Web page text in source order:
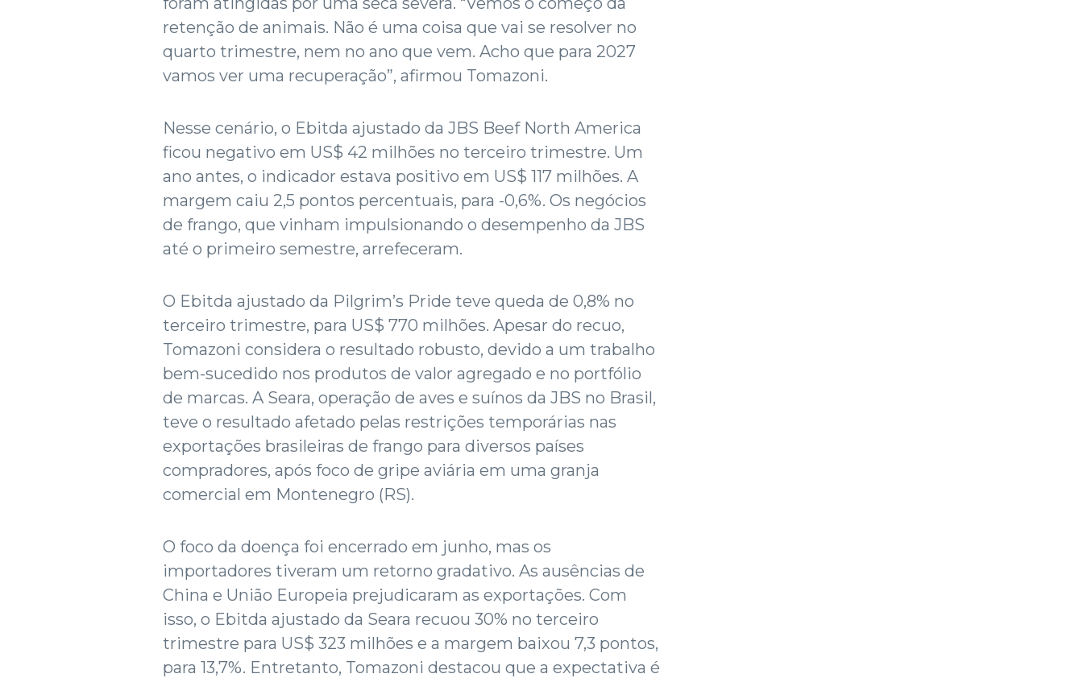
retenção de animais. Não é uma coisa que vai se resolver no
quarto trimestre, nem no ano que vem. Acho que para 2027
vamos ver uma recuperação”, afirmou Tomazoni.
Nesse cenário, o Ebitda ajustado da JBS Beef North America
ficou negativo em US$ 42 milhões no terceiro trimestre. Um
ano antes, o indicador estava positivo em US$ 117 milhões. A
margem caiu 2,5 pontos percentuais, para -0,6%. Os negócios
de frango, que vinham impulsionando o desempenho da JBS
até o primeiro semestre, arrefeceram.
O Ebitda ajustado da Pilgrim’s Pride teve queda de 0,8% no
terceiro trimestre, para US$ 770 milhões. Apesar do recuo,
Tomazoni considera o resultado robusto, devido a um trabalho
bem-sucedido nos produtos de valor agregado e no portfólio
de marcas. A Seara, operação de aves e suínos da JBS no Brasil,
teve o resultado afetado pelas restrições temporárias nas
exportações brasileiras de frango para diversos países
compradores, após foco de gripe aviária em uma granja
comercial em Montenegro (RS).
O foco da doença foi encerrado em junho, mas os
importadores tiveram um retorno gradativo. As ausências de
China e União Europeia prejudicaram as exportações. Com
isso, o Ebitda ajustado da Seara recuou 30% no terceiro
trimestre para US$ 323 milhões e a margem baixou 7,3 pontos,
para 13,7%. Entretanto, Tomazoni destacou que a expectativa é